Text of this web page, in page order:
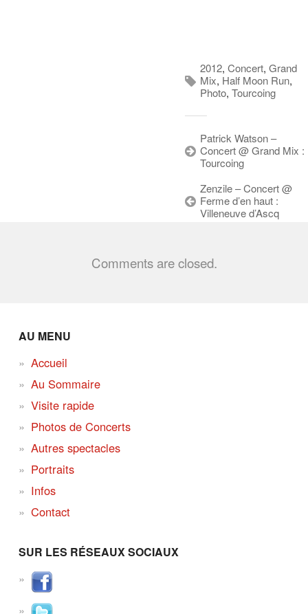
2012, Concert, Grand
Mix, Half Moon Run,
Photo, Tourcoing
Patrick Watson –
Concert @ Grand Mix :
Tourcoing
Zenzile – Concert @
Ferme d’en haut :
Villeneuve d’Ascq
Comments are closed.
AU MENU
Accueil
Au Sommaire
Visite rapide
Photos de Concerts
Autres spectacles
Portraits
Infos
Contact
SUR LES RÉSEAUX SOCIAUX